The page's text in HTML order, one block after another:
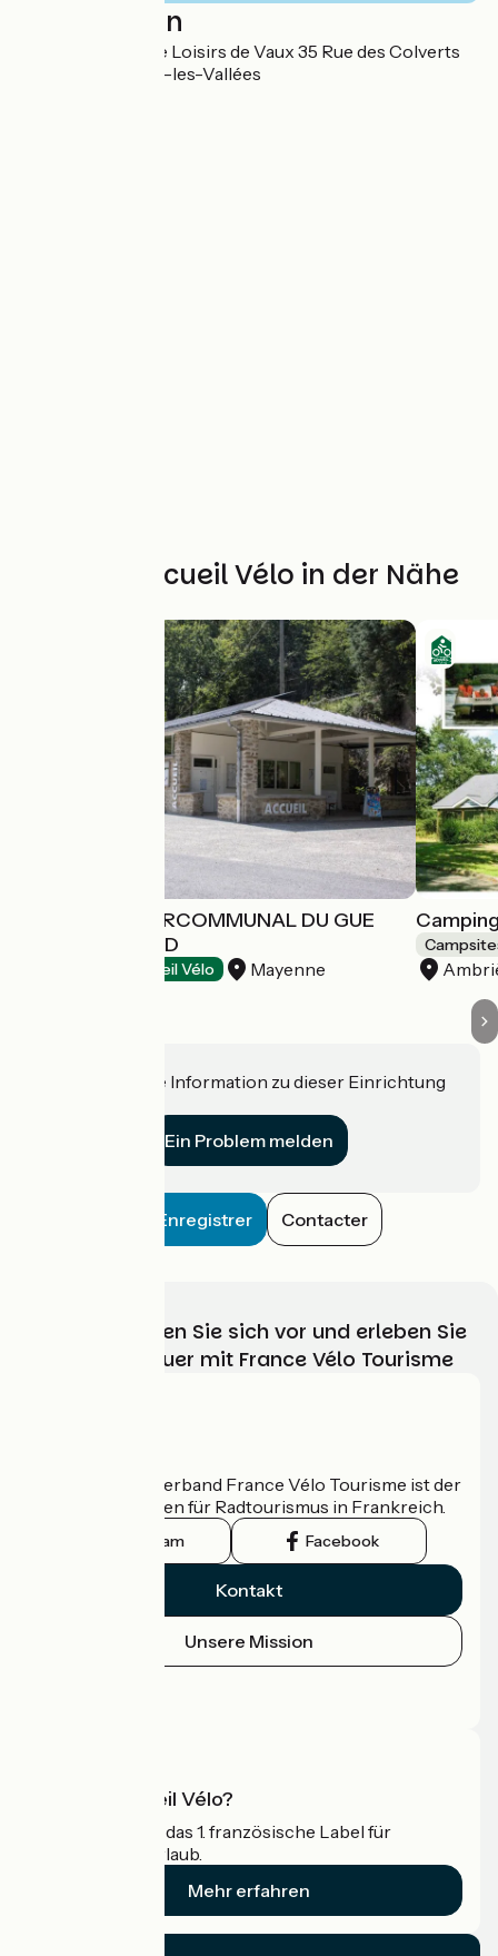
Localisation
CAMPING Parc de Loisirs de Vaux 35 Rue des Colverts
53300 Ambrières-les-Vallées
Weitere Accueil Vélo in der Nähe
CAMPING INTERCOMMUNAL DU GUE
SAINT-LEONARD
Accueil Vélo Mayenne
Haben Sie eine Information zu dieser Einrichtung
Ein Problem melden
Enregistrer Contacter
Wählen, bereiten Sie sich vor und erleben Sie
Ihr Radabenteuer mit France Vélo Tourisme
Der nationale Verband France Vélo Tourisme ist der
offizielle Leitfaden für Radtourismus in Frankreich.
Instagram Facebook
Kontakt
Unsere Mission
Was ist Accueil Vélo?
Accueil Vélo ist das 1. französische Label für
Radfahrer im Urlaub.
Mehr erfahren